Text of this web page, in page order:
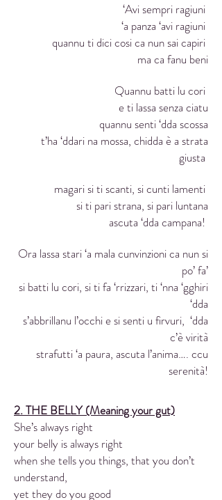
‘Avi sempri ragiuni
‘a panza ‘avi ragiuni
quannu ti dici cosi ca nun sai capiri
ma ca fanu beni
Quannu batti lu cori
e ti lassa senza ciatu
quannu senti ‘dda scossa
t’ha ‘ddari na mossa, chidda è a strata
giusta
magari si ti scanti, si cunti lamenti
si ti pari strana, si pari luntana
ascuta ‘dda campana!
Ora lassa stari ‘a mala cunvinzioni ca nun si
po’ fa’
si batti lu cori, si ti fa ‘rrizzari, ti ‘nna ‘gghiri
‘dda
s’abbrillanu l’occhi e si senti u firvuri, ‘dda
c’è virità
strafutti ‘a paura, ascuta l’anima…. ccu
serenità!
2. THE BELLY (Meaning your gut)
She’s always right
your belly is always right
when she tells you things, that you don’t
understand,
yet they do you good